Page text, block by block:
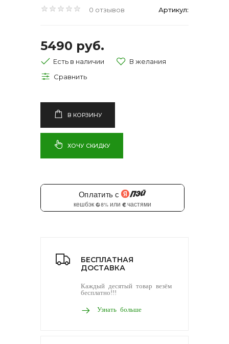
0 отзывов Артикул:
5490 руб.
Есть в наличии
В КОРЗИНУ
ХОЧУ СКИДКУ
БЕСПЛАТНАЯ
ДОСТАВКА
Каждый десятый товар везём
бесплатно!!!
Узнать больше